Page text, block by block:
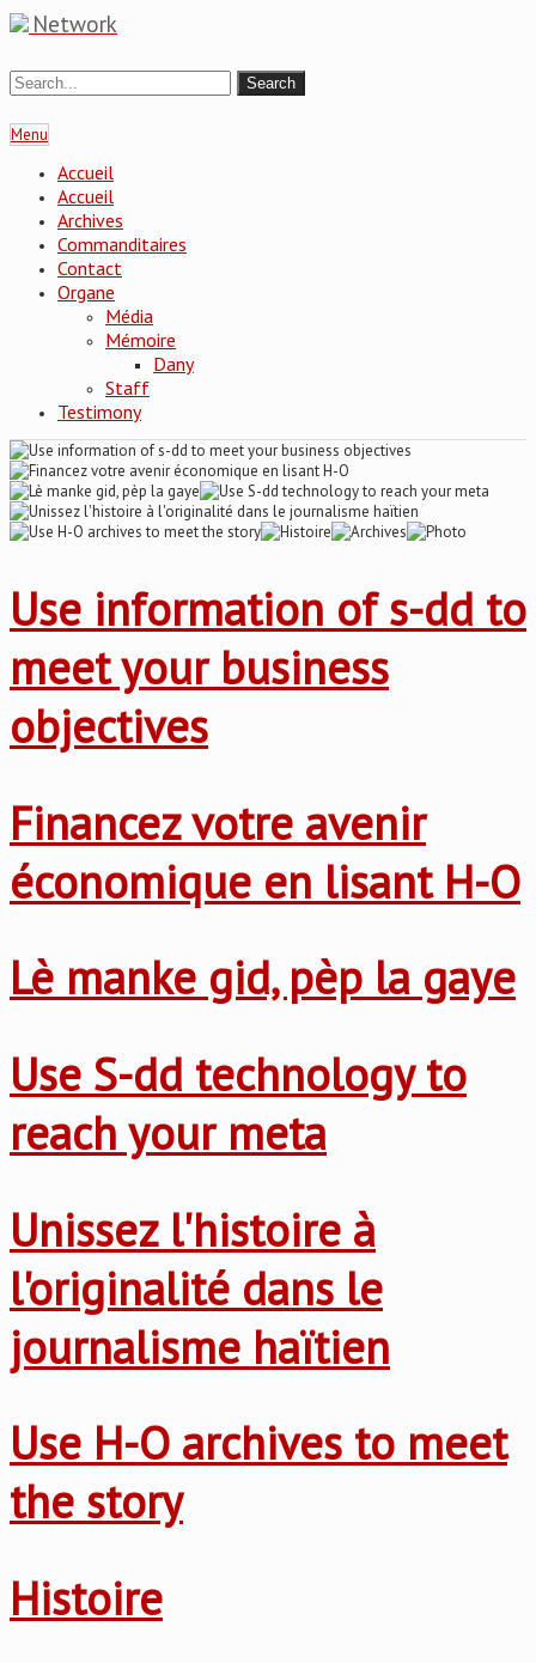
Network
Menu
Accueil
Accueil
Archives
Commanditaires
Contact
Organe
Média
Mémoire
Dany
Staff
Testimony
Use information of s-dd to
meet your business
objectives
Financez votre avenir
économique en lisant H-O
Lè manke gid, pèp la gaye
Use S-dd technology to
reach your meta
Unissez l'histoire à
l'originalité dans le
journalisme haïtien
Use H-O archives to meet
the story
Histoire